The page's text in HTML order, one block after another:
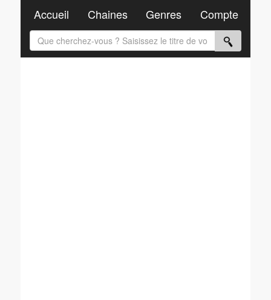
Accueil Chaines Genres Compte